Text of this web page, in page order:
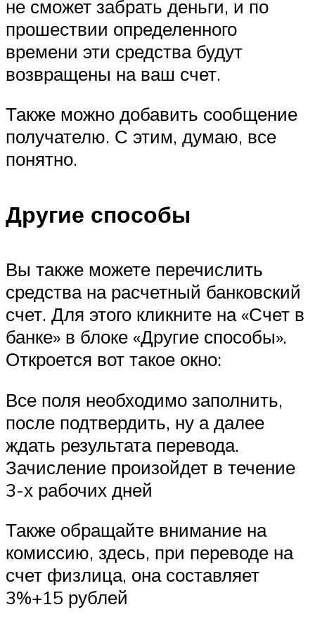
не сможет забрать деньги, и по
прошествии определенного
времени эти средства будут
возвращены на ваш счет.
Также можно добавить сообщение
получателю. С этим, думаю, все
понятно.
Другие способы
Вы также можете перечислить
средства на расчетный банковский
счет. Для этого кликните на «Счет в
банке» в блоке «Другие способы».
Откроется вот такое окно:
Все поля необходимо заполнить,
после подтвердить, ну а далее
ждать результата перевода.
Зачисление произойдет в течение
3-х рабочих дней
Также обращайте внимание на
комиссию, здесь, при переводе на
счет физлица, она составляет
3%+15 рублей